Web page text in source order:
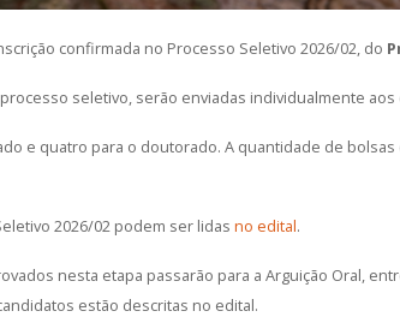
confirmada no Processo Seletivo 2026/02, do
seletivo, serão enviadas individualmente
e quatro para o doutorado. A quantidade de
2026/02 podem ser lidas no edital.
nesta etapa passarão para a Arguição Oral,
estão descritas no edital.